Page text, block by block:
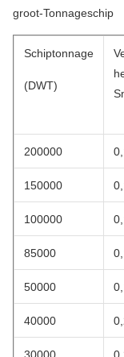
groot-Tonnageschip
Schiptonnage
(DWT)
200000
150000
100000
85000
50000
40000
30000